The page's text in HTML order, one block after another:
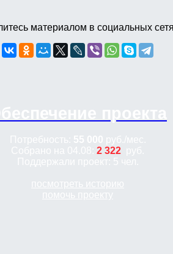
материалом в социальных
2 322